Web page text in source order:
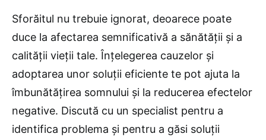
Sforăitul nu trebuie ignorat, deoarece poate
duce la afectarea semnificativă a sănătății și a
calității vieții tale. Înțelegerea cauzelor și
adoptarea unor soluții eficiente te pot ajuta la
îmbunătățirea somnului și la reducerea efectelor
negative. Discută cu un specialist pentru a
identifica problema și pentru a găsi soluții